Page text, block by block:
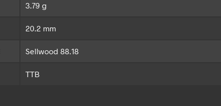
3.79 g
20.2 mm
Sellwood 88.18
TTB